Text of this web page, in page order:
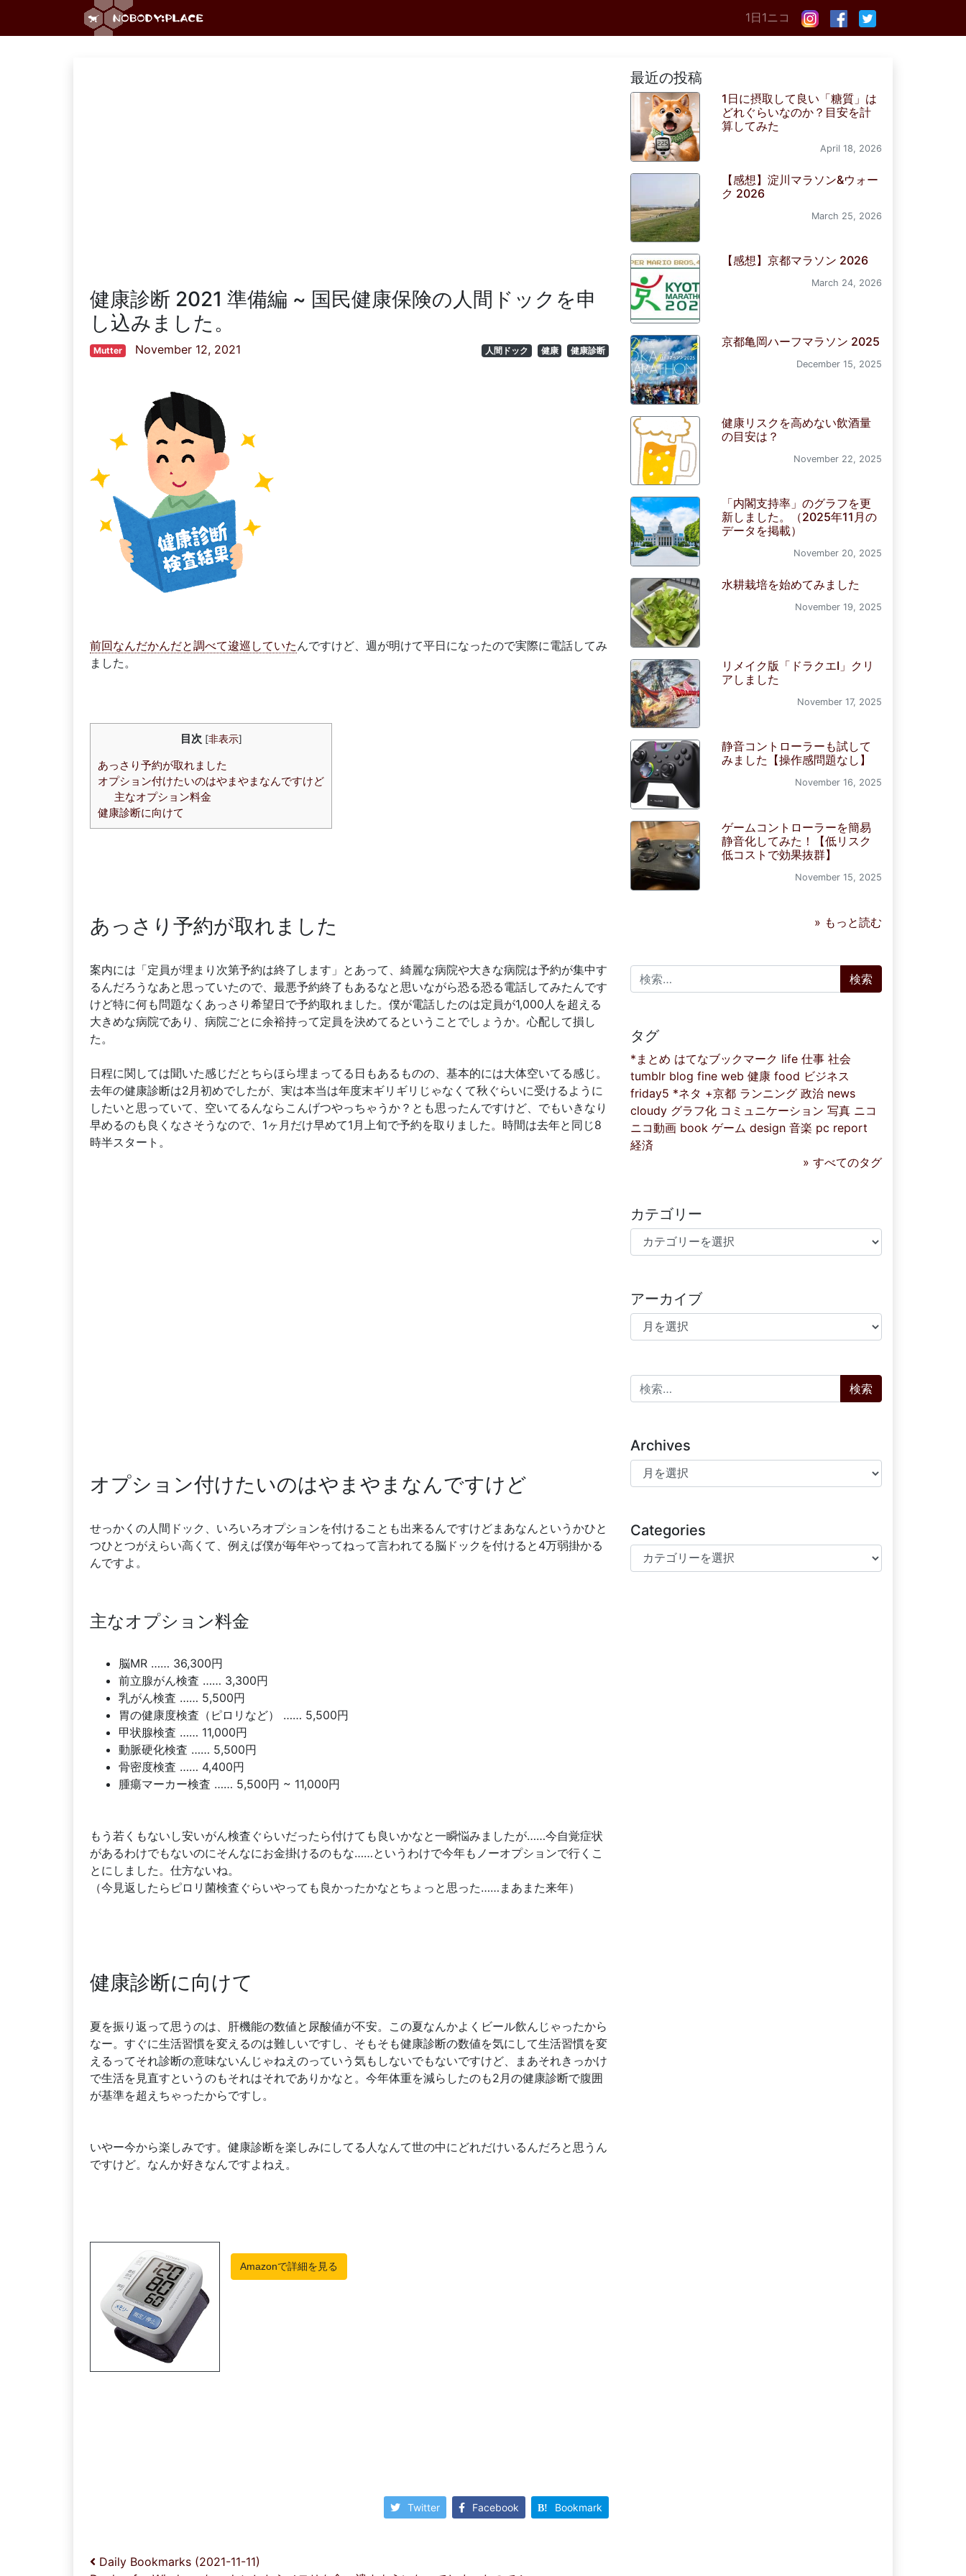
1日1ニコ
健康診断 2021 準備編 ~ 国民健康保険の人間ドックを申
し込みました。
Mutter November 12, 2021 人間ドック 健康 健康診断
前回なんだかんだと調べて逡巡していたんですけど、週が明けて平日になったので実際に電話してみ
ました。
目次 [非表示]
あっさり予約が取れました
オプション付けたいのはやまやまなんですけど
主なオプション料金
健康診断に向けて
あっさり予約が取れました
案内には「定員が埋まり次第予約は終了します」とあって、綺麗な病院や大きな病院は予約が集中す
るんだろうなあと思っていたので、最悪予約終了もあるなと思いながら恐る恐る電話してみたんです
けど特に何も問題なくあっさり希望日で予約取れました。僕が電話したのは定員が1,000人を超える
大きめな病院であり、病院ごとに余裕持って定員を決めてるということでしょうか。心配して損し
た。
日程に関しては聞いた感じだとちらほら埋まってる日もあるものの、基本的には大体空いてる感じ。
去年の健康診断は2月初めでしたが、実は本当は年度末ギリギリじゃなくて秋ぐらいに受けるように
したいと思っていて、空いてるんならこんげつやっちゃうか？とも思ったんですけど、でもいきなり
早めるのも良くなさそうなので、1ヶ月だけ早めて1月上旬で予約を取りました。時間は去年と同じ8
時半スタート。
オプション付けたいのはやまやまなんですけど
せっかくの人間ドック、いろいろオプションを付けることも出来るんですけどまあなんというかひと
つひとつがえらい高くて、例えば僕が毎年やってねって言われてる脳ドックを付けると4万弱掛かる
んですよ。
主なオプション料金
脳MR …… 36,300円
前立腺がん検査 …… 3,300円
乳がん検査 …… 5,500円
胃の健康度検査（ピロリなど） …… 5,500円
甲状腺検査 …… 11,000円
動脈硬化検査 …… 5,500円
骨密度検査 …… 4,400円
腫瘍マーカー検査 …… 5,500円 ~ 11,000円
もう若くもないし安いがん検査ぐらいだったら付けても良いかなと一瞬悩みましたが……今自覚症状
があるわけでもないのにそんなにお金掛けるのもな……というわけで今年もノーオプションで行くこ
とにしました。仕方ないね。
（今見返したらピロリ菌検査ぐらいやっても良かったかなとちょっと思った……まあまた来年）
健康診断に向けて
夏を振り返って思うのは、肝機能の数値と尿酸値が不安。この夏なんかよくビール飲んじゃったから
なー。すぐに生活習慣を変えるのは難しいですし、そもそも健康診断の数値を気にして生活習慣を変
えるってそれ診断の意味ないんじゃねえのっていう気もしないでもないですけど、まあそれきっかけ
で生活を見直すというのもそれはそれでありかなと。今年体重を減らしたのも2月の健康診断で腹囲
が基準を超えちゃったからですし。
いやー今から楽しみです。健康診断を楽しみにしてる人なんて世の中にどれだけいるんだろと思うん
ですけど。なんか好きなんですよねえ。
Twitter Facebook Bookmark
投稿ナビゲーション
Daily Bookmarks (2021-11-11)
最近の投稿
1日に摂取して良い「糖質」は
どれぐらいなのか？目安を計
算してみた
April 18, 2026
【感想】淀川マラソン&ウォー
ク 2026
March 25, 2026
【感想】京都マラソン 2026
March 24, 2026
京都亀岡ハーフマラソン 2025
December 15, 2025
健康リスクを高めない飲酒量
の目安は？
November 22, 2025
「内閣支持率」のグラフを更
新しました。（2025年11月の
データを掲載）
November 20, 2025
水耕栽培を始めてみました
November 19, 2025
リメイク版「ドラクエI」クリ
アしました
November 17, 2025
静音コントローラーも試して
みました【操作感問題なし】
November 16, 2025
ゲームコントローラーを簡易
静音化してみた！【低リスク
低コストで効果抜群】
November 15, 2025
» もっと読む
検索:
タグ
*まとめ はてなブックマーク life 仕事 社会
tumblr blog fine web 健康 food ビジネス
friday5 *ネタ +京都 ランニング 政治 news
cloudy グラフ化 コミュニケーション 写真 ニコ
ニコ動画 book ゲーム design 音楽 pc report
経済
» すべてのタグ
カテゴリー
カテゴリー
アーカイブ
アーカイブ
検索:
Archives
Archives
Categories
Categories